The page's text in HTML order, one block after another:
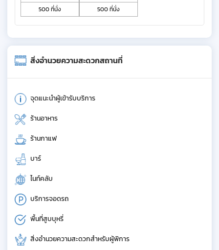
500 ที่นั่ง 500 ที่นั่ง
สิ่งอำนวยความสะดวกสถานที่
จุดแนะนำผู้เข้ารับบริการ
ร้านอาหาร
ร้านกาแฟ
บาร์
ไนท์คลับ
บริการจอดรถ
พื้นที่สูบบุหรี่
สิ่งอำนวยความสะดวกสำหรับผู้พิการ